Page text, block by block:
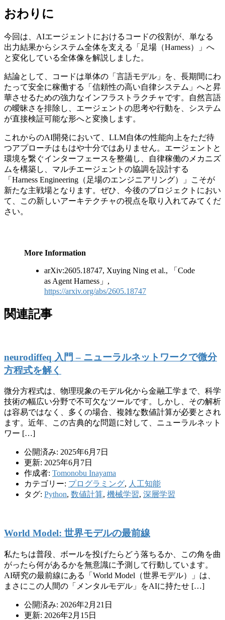
おわりに
今回は、AIエージェントにおけるコードの役割が、単なる
出力結果からシステム全体を支える「足場（Harness）」へ
と変化している全体像を解説しました。
結論として、コードは単体の「言語モデル」を、長期間にわ
たって安全に稼働する「信頼性の高い自律システム」へと昇
華させるための強力なインフラストラクチャです。自然言語
の曖昧さを排除し、エージェントの思考や行動を、システム
が直接検証可能な形へと変換します。
これからのAI開発において、LLM自体の性能向上をただ待
つアプローチはもはや十分ではありません。エージェントと
環境を繋ぐインターフェースを整備し、自律稼働のメカニズ
ムを構築し、マルチエージェントの協調を設計する
「Harness Engineering（足場のエンジニアリング）」こそが
新たな主戦場となります。ぜひ、今後のプロジェクトにおい
て、この新しいアーキテクチャの視点を取り入れてみてくだ
さい。
More Information
arXiv:2605.18747, Xuying Ning et al., 「Code
as Agent Harness」,
https://arxiv.org/abs/2605.18747
関連記事
neurodiffeq 入門 – ニューラルネットワークで微分
方程式を解く
微分方程式は、物理現象のモデル化から金融工学まで、科学
技術の幅広い分野で不可欠なツールです。しかし、その解析
は容易ではなく、多くの場合、複雑な数値計算が必要とされ
ます。近年、この古典的な問題に対して、ニューラルネット
ワー […]
公開済み: 2025年6月7日
更新: 2025年6月7日
作成者: Tomonobu Inayama
カテゴリー: プログラミング, 人工知能
タグ: Python, 数値計算, 機械学習, 深層学習
World Model: 世界モデルの最前線
私たちは普段、ボールを投げたらどう落ちるか、この角を曲
がったら何があるかを無意識に予測して行動しています。
AI研究の最前線にある「World Model（世界モデル）」は、
まさにこの人間の「メンタルモデル」をAIに持たせ […]
公開済み: 2026年2月21日
更新: 2026年2月15日